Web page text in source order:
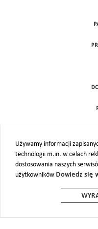
Używamy informacji
technologii m.in. w celach
dostosowania naszych
użytkowników Dowiedz się